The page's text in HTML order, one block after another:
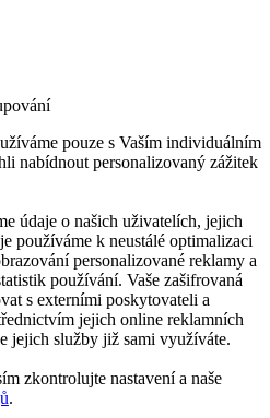
pouze s Vaším individuálním
nabídnout personalizovaný zážitek
údaje o našich uživatelích, jejich
používáme k neustálé optimalizaci
personalizované reklamy a
používání. Vaše zašifrovaná
s externími poskytovateli a
jejich online reklamních
jejich služby již sami využíváte.
zkontrolujte nastavení a naše
.